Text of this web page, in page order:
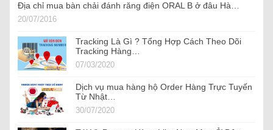
Địa chỉ mua bàn chải đánh răng điện ORAL B ở đâu Hà…
20/07/2016
Tracking Là Gì ? Tổng Hợp Cách Theo Dõi
Tracking Hàng…
07/03/2020
Dịch vụ mua hàng hộ Order Hàng Trực Tuyến
Từ Nhật…
30/07/2020